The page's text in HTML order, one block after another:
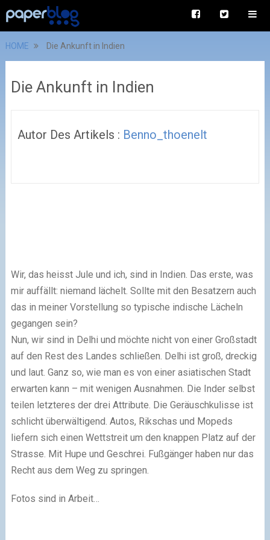
HOME Die Ankunft in Indien
Die Ankunft in Indien
Autor Des Artikels : Benno_thoenelt
Wir, das heisst Jule und ich, sind in Indien. Das erste, was
mir auffällt: niemand lächelt. Sollte mit den Besatzern auch
das in meiner Vorstellung so typische indische Lächeln
gegangen sein?
Nun, wir sind in Delhi und möchte nicht von einer Großstadt
auf den Rest des Landes schließen. Delhi ist groß, dreckig
und laut. Ganz so, wie man es von einer asiatischen Stadt
erwarten kann – mit wenigen Ausnahmen. Die Inder selbst
teilen letzteres der drei Attribute. Die Geräuschkulisse ist
schlicht überwältigend. Autos, Rikschas und Mopeds
liefern sich einen Wettstreit um den knappen Platz auf der
Strasse. Mit Hupe und Geschrei. Fußgänger haben nur das
Recht aus dem Weg zu springen.
Fotos sind in Arbeit…